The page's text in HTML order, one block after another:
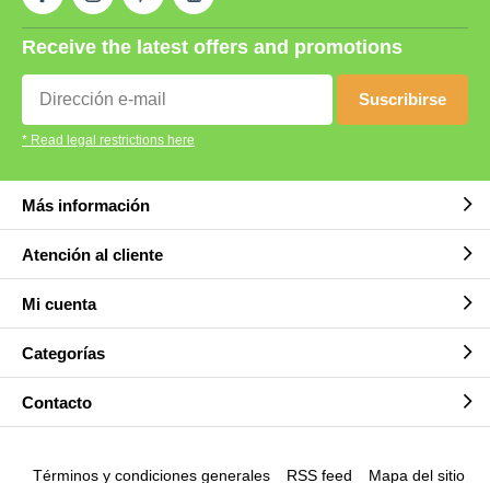
Receive the latest offers and promotions
Suscribirse
* Read legal restrictions here
Más información
Atención al cliente
Mi cuenta
Categorías
Contacto
Términos y condiciones generales RSS feed Mapa del sitio